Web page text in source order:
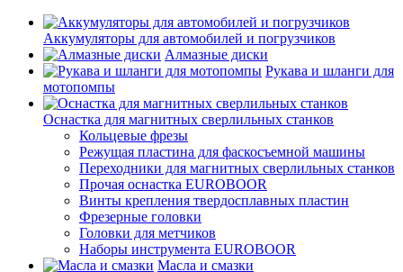
Аккумуляторы для автомобилей и погрузчиков
Алмазные диски
Рукава и шланги для
мотопомпы
Оснастка для магнитных сверлильных станков
Кольцевые фрезы
Режущая пластина для фаскосъемной машины
Переходники для магнитных сверлильных станков
Прочая оснастка EUROBOOR
Винты крепления твердосплавных пластин
Фрезерные головки
Головки для метчиков
Наборы инструмента EUROBOOR
Масла и смазки